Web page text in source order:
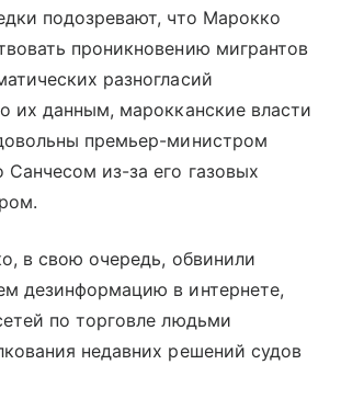
подозревают, что Марокко
проникновению мигрантов
разногласий
их данным, марокканские власти
премьер-министром
из-за его газовых
в свою очередь, обвинили
дезинформацию в интернете,
по торговле людьми
недавних решений судов